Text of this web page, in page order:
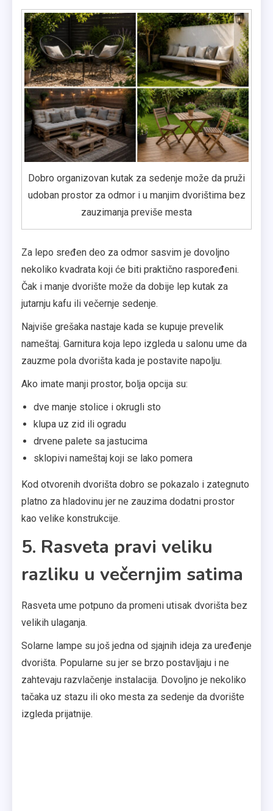
Dobro organizovan kutak za sedenje može da pruži
udoban prostor za odmor i u manjim dvorištima bez
zauzimanja previše mesta
Za lepo sređen deo za odmor sasvim je dovoljno
nekoliko kvadrata koji će biti praktično raspoređeni.
Čak i manje dvorište može da dobije lep kutak za
jutarnju kafu ili večernje sedenje.
Najviše grešaka nastaje kada se kupuje prevelik
nameštaj. Garnitura koja lepo izgleda u salonu ume da
zauzme pola dvorišta kada je postavite napolju.
Ako imate manji prostor, bolja opcija su:
dve manje stolice i okrugli sto
klupa uz zid ili ogradu
drvene palete sa jastucima
sklopivi nameštaj koji se lako pomera
Kod otvorenih dvorišta dobro se pokazalo i zategnuto
platno za hladovinu jer ne zauzima dodatni prostor
kao velike konstrukcije.
5. Rasveta pravi veliku
razliku u večernjim satima
Rasveta ume potpuno da promeni utisak dvorišta bez
velikih ulaganja.
Solarne lampe su još jedna od sjajnih ideja za uređenje
dvorišta. Popularne su jer se brzo postavljaju i ne
zahtevaju razvlačenje instalacija. Dovoljno je nekoliko
tačaka uz stazu ili oko mesta za sedenje da dvorište
izgleda prijatnije.